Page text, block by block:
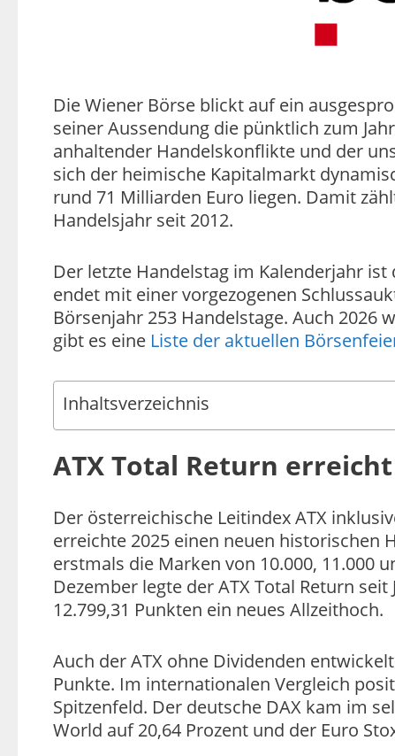
Die Wiener Börse blickt auf ein
seiner Aussendung die pünktlich zum
anhaltender Handelskonflikte und der
sich der heimische Kapitalmarkt
rund 71 Milliarden Euro liegen. Damit
Handelsjahr seit 2012.
Der letzte Handelstag im Kalenderjahr
endet mit einer vorgezogenen
Börsenjahr 253 Handelstage. Auch 2026
gibt es eine Liste der aktuellen
Inhaltsverzeichnis
ATX Total Return
Der österreichische Leitindex ATX
erreichte 2025 einen neuen historischen
erstmals die Marken von 10.000, 11.000
Dezember legte der ATX Total Return
12.799,31 Punkten ein neues Allzeithoch.
Auch der ATX ohne Dividenden
Punkte. Im internationalen Vergleich
Spitzenfeld. Der deutsche DAX kam im
World auf 20,64 Prozent und der Euro